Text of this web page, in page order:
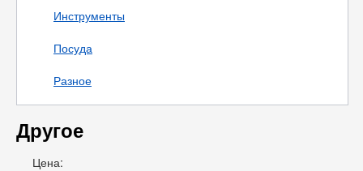
Инструменты
Посуда
Разное
Другое
Цена: